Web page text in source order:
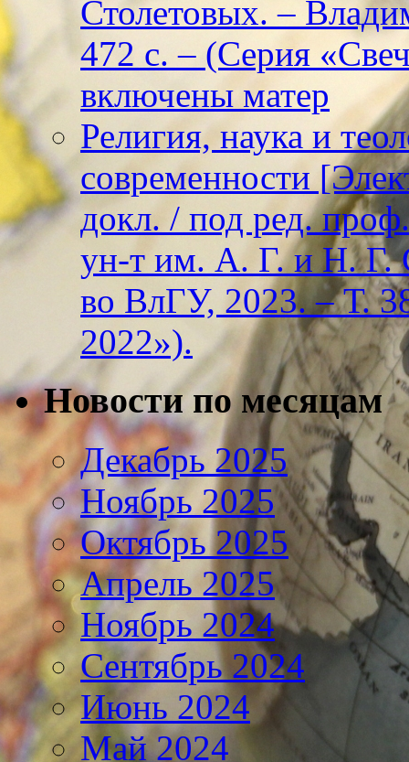
Столетовых. –
472 с. – (Серия
включены матер
Религия, наука и
современности
докл. / под ред.
ун-т им. А. Г. и Н. Г.
во ВлГУ, 2023. – Т.
2022»).
Новости по месяцам
Декабрь 2025
Ноябрь 2025
Октябрь 2025
Апрель 2025
Ноябрь 2024
Сентябрь 2024
Июнь 2024
Май 2024